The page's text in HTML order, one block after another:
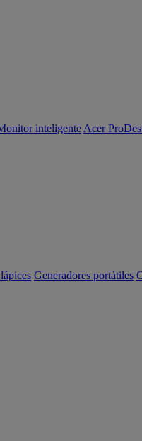
inteligente Acer
Generadores portátiles